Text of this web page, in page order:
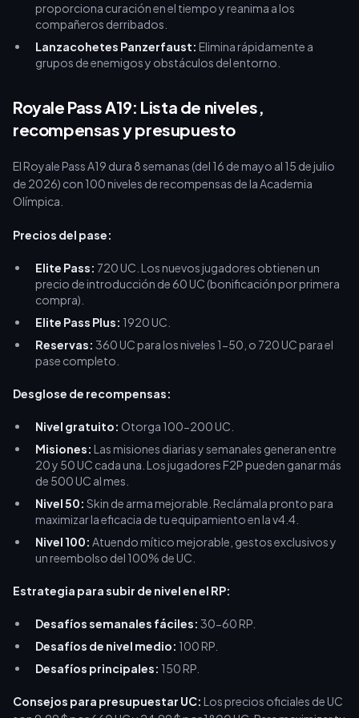
proporciona curación en el tiempo y reanima a los
compañeros derribados.
Lanzacohetes Panzerfaust: Elimina rápidamente a
grupos de enemigos y obstáculos del entorno.
Royale Pass A19: Lista de niveles,
recompensas y presupuesto
El Royale Pass A19 dura 8 semanas (del 16 de mayo al 15 de julio
de 2026) con 100 niveles de recompensas de la Academia
Olímpica.
Precios del pase:
Elite Pass: 720 UC. Los nuevos jugadores obtienen un
precio de introducción de 60 UC (bonificación por primera
compra).
Elite Pass Plus: 1920 UC.
Reservas: 360 UC para los niveles 1-50, o 720 UC para el
pase completo.
Desglose de recompensas:
Nivel gratuito: Otorga 100-200 UC.
Misiones: Las misiones diarias y semanales generan entre
20 y 50 UC cada una. Los jugadores F2P pueden ganar más
de 500 UC al mes.
Nivel 50: Skin de arma mejorable. Reclámala pronto para
maximizar la eficacia de tu equipamiento en la v4.4.
Nivel 100: Atuendo mítico mejorable, gestos exclusivos y
un reembolso del 100% de UC.
Estrategia para subir de nivel en el RP:
Desafíos semanales fáciles: 30-60 RP.
Desafíos de nivel medio: 100 RP.
Desafíos principales: 150 RP.
Consejos para presupuestar UC: Los precios oficiales de UC